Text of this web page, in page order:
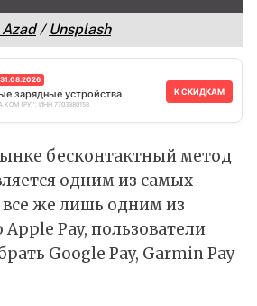
/Unsplash
зарядные устройства
(РУ)", ИНН 7703380158
К СКИДКАМ
бесконтактный метод
одним из самых
же лишь одним из
Pay, пользователи
Google Pay, Garmin Pay